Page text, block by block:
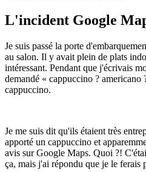
L'incident Google
Je suis passé la porte
au salon. Il y avait plein de plats
intéressant. Pendant que j'écrivais
demandé « cappuccino ? americano
cappuccino.
Je me suis dit qu'ils étaient très
apporté un cappuccino et
avis sur Google Maps. Quoi ?!
ça, mais j'ai répondu que je le ferais